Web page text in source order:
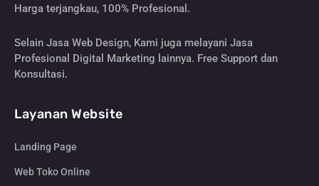
Harga terjangkau, 100% Profesional.
Selain Jasa Web Design, Kami juga melayani Jasa
Profesional Digital Marketing lainnya. Free Support dan
Konsultasi.
Layanan Website
Landing Page
Web Toko Online